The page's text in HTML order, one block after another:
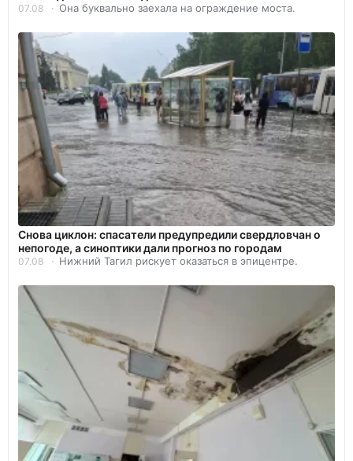
07.08 Она буквально заехала на ограждение моста.
Снова циклон: спасатели предупредили свердловчан о
непогоде, а синоптики дали прогноз по городам
07.08 Нижний Тагил рискует оказаться в эпицентре.